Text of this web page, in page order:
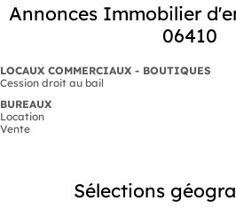
Annonces Immobilier
06410
LOCAUX COMMERCIAUX - BOUTIQUES
Cession droit au bail
BUREAUX
Location
Vente
Sélections